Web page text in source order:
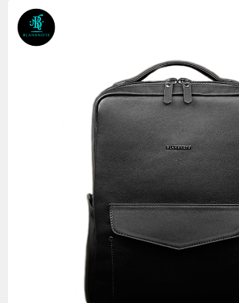
зображення
продуктів